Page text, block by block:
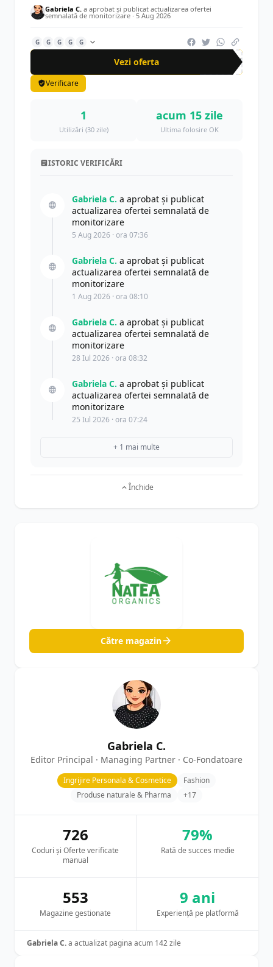
Gabriela C. a aprobat și publicat actualizarea ofertei
semnalată de monitorizare · 5 Aug 2026
G G G G G
Vezi oferta -90%
Verificare
1
Utilizări (30 zile)
acum 15 zile
Ultima folosire OK
ISTORIC VERIFICĂRI
Gabriela C. a aprobat și publicat
actualizarea ofertei semnalată de
monitorizare
5 Aug 2026 · ora 07:36
Gabriela C. a aprobat și publicat
actualizarea ofertei semnalată de
monitorizare
1 Aug 2026 · ora 08:10
Gabriela C. a aprobat și publicat
actualizarea ofertei semnalată de
monitorizare
28 Iul 2026 · ora 08:32
Gabriela C. a aprobat și publicat
actualizarea ofertei semnalată de
monitorizare
25 Iul 2026 · ora 07:24
+ 1 mai multe
Închide
Către magazin
Gabriela C.
Editor Principal · Managing Partner · Co-Fondatoare
Ingrijire Personala & Cosmetice
Fashion
Produse naturale & Pharma
+17
726
Coduri și Oferte verificate
manual
79%
Rată de succes medie
553
Magazine gestionate
9 ani
Experiență pe platformă
Gabriela C.a actualizat pagina acum 142 zile